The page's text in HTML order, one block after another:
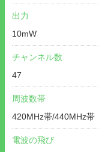
出力
10mW
チャンネル数
47
周波数帯
420MHz帯/440MHz帯
電波の飛び